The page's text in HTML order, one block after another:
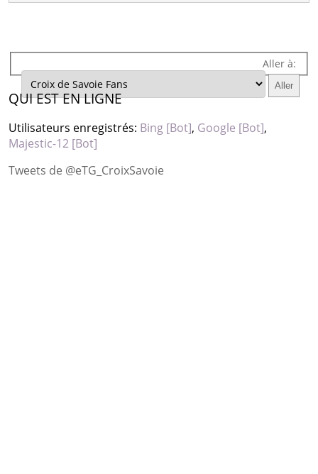
Aller à:
QUI EST EN LIGNE
Utilisateurs enregistrés: Bing [Bot], Google [Bot],
Majestic-12 [Bot]
Tweets de @eTG_CroixSavoie